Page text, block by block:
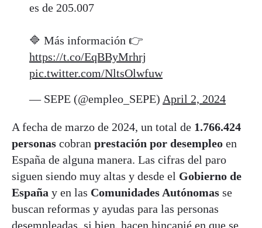
es de 205.007
🔷 Más información 👉
https://t.co/EqBByMrhrj
pic.twitter.com/NltsOlwfuw
— SEPE (@empleo_SEPE) April 2, 2024
A fecha de marzo de 2024, un total de 1.766.424
personas cobran prestación por desempleo en
España de alguna manera. Las cifras del paro
siguen siendo muy altas y desde el Gobierno de
España y en las Comunidades Autónomas se
buscan reformas y ayudas para las personas
desempleadas, si bien, hacen hincapié en que se